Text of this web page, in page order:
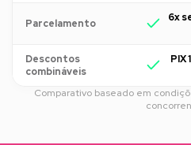
Parcelamento
6x
Descontos
combináveis
PIX
Comparativo baseado em